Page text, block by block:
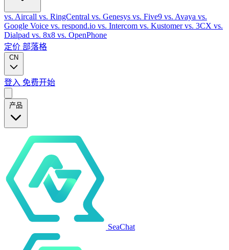
vs. Aircall vs. RingCentral vs. Genesys vs. Five9 vs. Avaya vs.
Google Voice vs. respond.io vs. Intercom vs. Kustomervs. 3CX vs.
Dialpad vs. 8x8 vs. OpenPhone
定价 部落格
CN
登入 免费开始
产品
SeaChat